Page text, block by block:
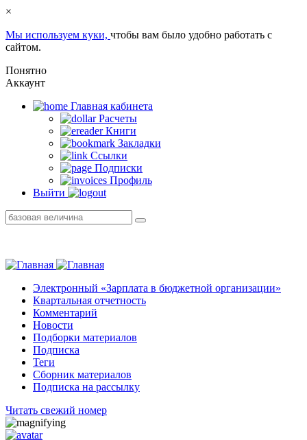
×
Мы используем куки, чтобы вам было удобно работать с
сайтом.
Понятно
Аккаунт
Главная кабинетa
Расчеты
Книги
Закладки
Ссылки
Подписки
Профиль
Выйти
Электронный «Зарплата в бюджетной организации»
Квартальная отчетность
Комментарий
Новости
Подборки материалов
Подписка
Теги
Сборник материалов
Подписка на рассылку
Читать свежий номер